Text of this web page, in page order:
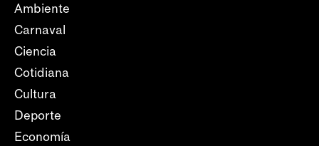
Ambiente
Carnaval
Ciencia
Cotidiana
Cultura
Deporte
Economía